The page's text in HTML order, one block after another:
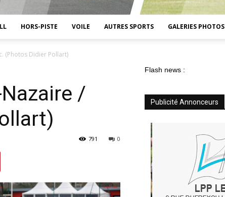
HORS-PISTE VOILE AUTRES SPORTS GALERIES PHOTOS
(Photos Didier Pollart)
Nazaire /
0
791
Flash news :
Publicité Annonceurs